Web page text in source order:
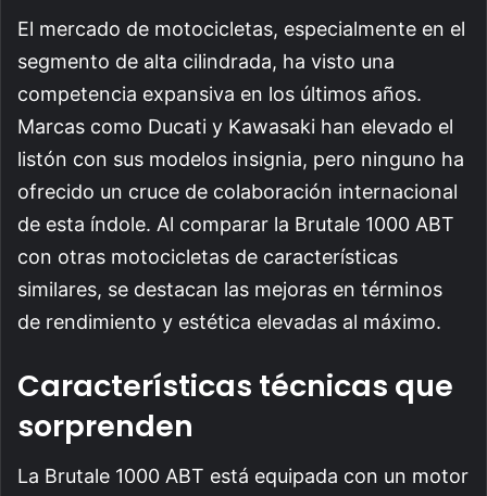
El mercado de motocicletas, especialmente en el
segmento de alta cilindrada, ha visto una
competencia expansiva en los últimos años.
Marcas como Ducati y Kawasaki han elevado el
listón con sus modelos insignia, pero ninguno ha
ofrecido un cruce de colaboración internacional
de esta índole. Al comparar la Brutale 1000 ABT
con otras motocicletas de características
similares, se destacan las mejoras en términos
de rendimiento y estética elevadas al máximo.
Características técnicas que
sorprenden
La Brutale 1000 ABT está equipada con un motor